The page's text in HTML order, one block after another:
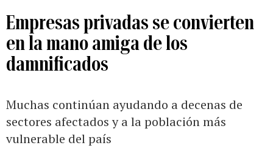
Empresas privadas se convierten
en la mano amiga de los
damnificados
Muchas continúan ayudando a decenas de
sectores afectados y a la población más
vulnerable del país